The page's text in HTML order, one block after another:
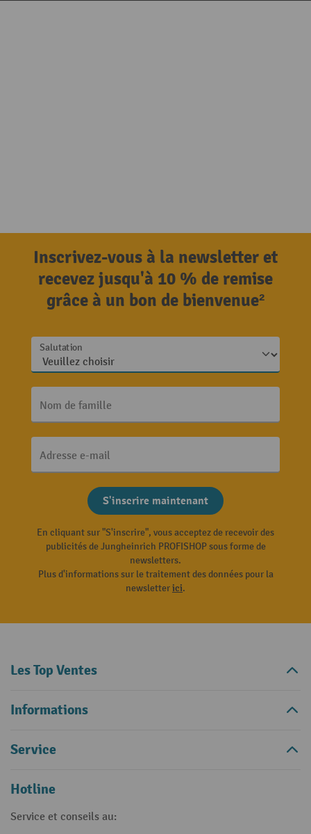
Inscrivez-vous à la newsletter et
recevez jusqu'à 10 % de remise
grâce à un bon de bienvenue²
Salutation
Nom de famille
Adresse e-mail
S'inscrire maintenant
En cliquant sur "S'inscrire", vous acceptez de recevoir des
publicités de Jungheinrich PROFISHOP sous forme de
newsletters.
Plus d'informations sur le traitement des données pour la
newsletterici.
Les Top Ventes
Informations
Service
Hotline
Service et conseils au: